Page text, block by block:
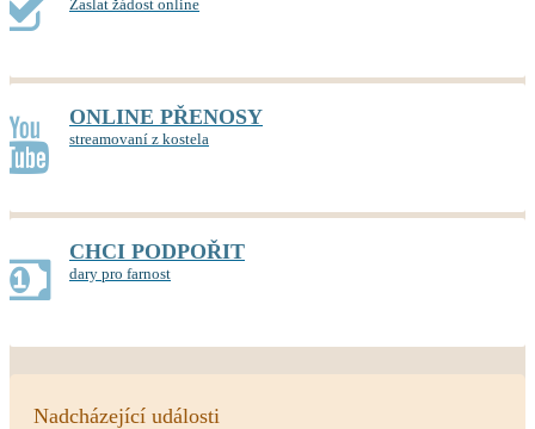
Zaslat žádost online
ONLINE PŘENOSY
streamovaní z kostela
CHCI PODPOŘIT
dary pro farnost
Nadcházející události